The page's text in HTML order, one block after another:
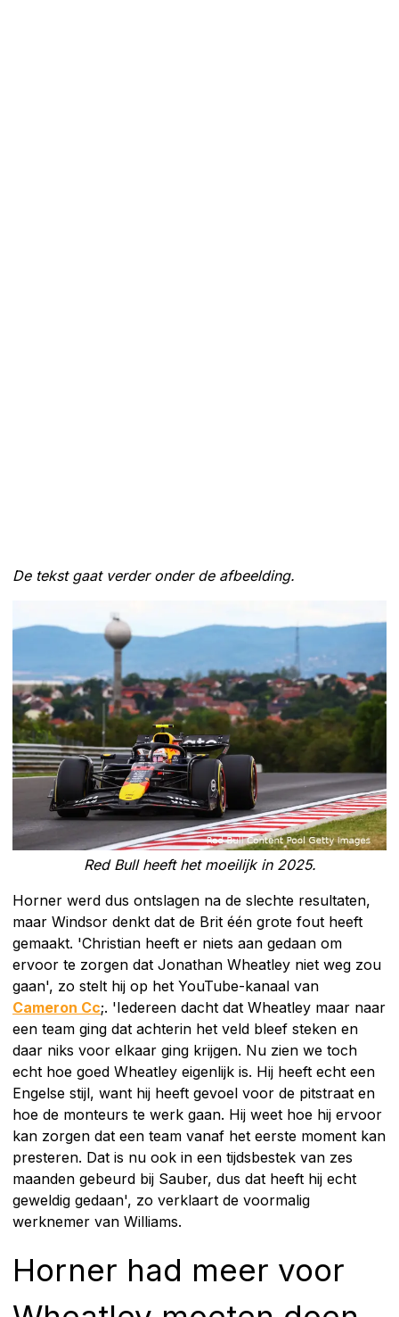
De tekst gaat verder onder de afbeelding.
Red Bull heeft het moeilijk in 2025.
Horner werd dus ontslagen na de slechte resultaten,
maar Windsor denkt dat de Brit één grote fout heeft
gemaakt. 'Christian heeft er niets aan gedaan om
ervoor te zorgen dat Jonathan Wheatley niet weg zou
gaan', zo stelt hij op het YouTube-kanaal van
Cameron Cc;. 'Iedereen dacht dat Wheatley maar naar
een team ging dat achterin het veld bleef steken en
daar niks voor elkaar ging krijgen. Nu zien we toch
echt hoe goed Wheatley eigenlijk is. Hij heeft echt een
Engelse stijl, want hij heeft gevoel voor de pitstraat en
hoe de monteurs te werk gaan. Hij weet hoe hij ervoor
kan zorgen dat een team vanaf het eerste moment kan
presteren. Dat is nu ook in een tijdsbestek van zes
maanden gebeurd bij Sauber, dus dat heeft hij echt
geweldig gedaan', zo verklaart de voormalig
werknemer van Williams.
Horner had meer voor